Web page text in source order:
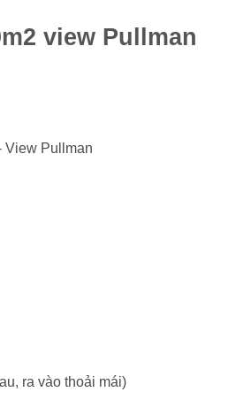
view Pullman
View Pullman
ra vào thoải mái)